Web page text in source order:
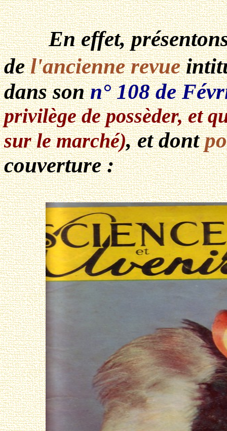
En effet,
del'ancienne revue
dans sonn° 108 de
privilège de possèder, et
sur le marché), et dont
couverture :